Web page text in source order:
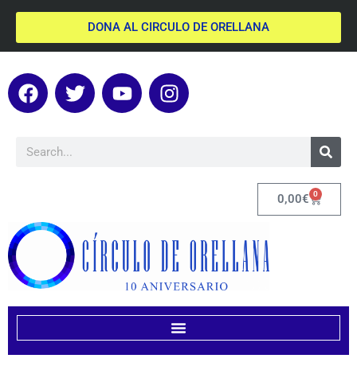
DONA AL CIRCULO DE ORELLANA
0,00€ 0